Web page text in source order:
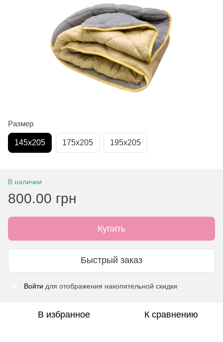
Размер
145х205 175х205 195х205
В наличии
800.00 грн
Купить
Быстрый заказ
Войти для отображения накопительной скидки
В избранное К сравнению